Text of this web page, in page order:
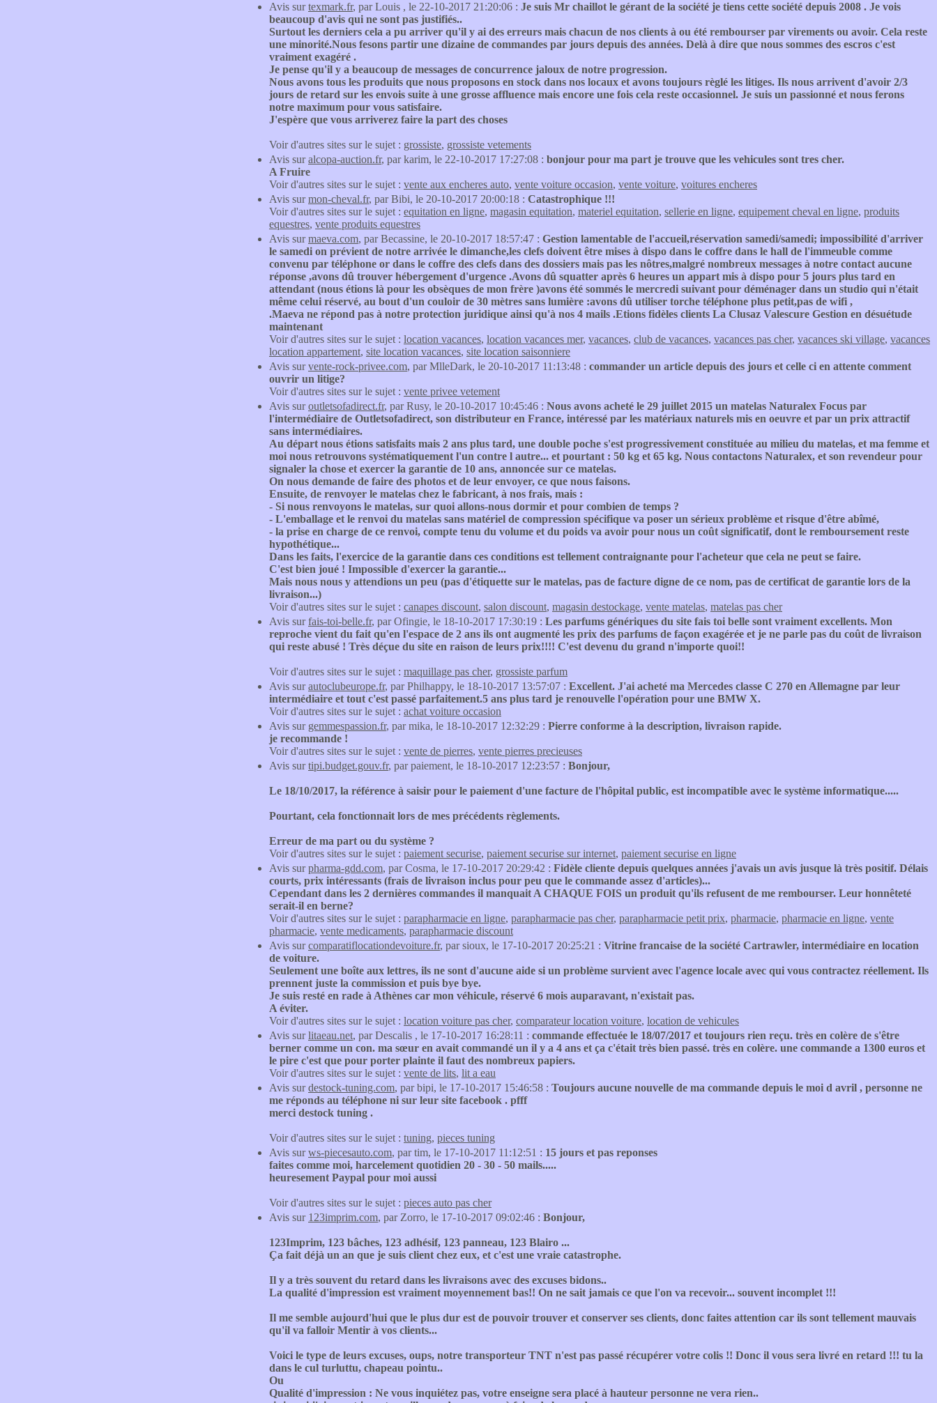
Avis surtexmark.fr, par Louis , le 22-10-2017 21:20:06 : Je suis Mr chaillot le gérant de la société je tiens cette société depuis 2008 . Je vois
beaucoup d'avis qui ne sont pas justifiés..
Surtout les derniers cela a pu arriver qu'il y ai des erreurs mais chacun de nos clients à ou été rembourser par virements ou avoir. Cela reste
une minorité.Nous fesons partir une dizaine de commandes par jours depuis des années. Delà à dire que nous sommes des escros c'est
vraiment exagéré .
Je pense qu'il y a beaucoup de messages de concurrence jaloux de notre progression.
Nous avons tous les produits que nous proposons en stock dans nos locaux et avons toujours règlé les litiges. Ils nous arrivent d'avoir 2/3
jours de retard sur les envois suite à une grosse affluence mais encore une fois cela reste occasionnel. Je suis un passionné et nous ferons
notre maximum pour vous satisfaire.
J'espère que vous arriverez faire la part des choses
Voir d'autres sites sur le sujet : grossiste, grossiste vetements
Avis suralcopa-auction.fr, par karim, le 22-10-2017 17:27:08 : bonjour pour ma part je trouve que les vehicules sont tres cher.
A Fruire
Voir d'autres sites sur le sujet : vente aux encheres auto, vente voiture occasion, vente voiture, voitures encheres
Avis surmon-cheval.fr, par Bibi, le 20-10-2017 20:00:18 : Catastrophique !!!
Voir d'autres sites sur le sujet : equitation en ligne, magasin equitation, materiel equitation, sellerie en ligne, equipement cheval en ligne, produits
equestres, vente produits equestres
Avis surmaeva.com, par Becassine, le 20-10-2017 18:57:47 : Gestion lamentable de l'accueil,réservation samedi/samedi; impossibilité d'arriver
le samedi on prévient de notre arrivée le dimanche,les clefs doivent être mises à dispo dans le coffre dans le hall de l'immeuble comme
convenu par téléphone or dans le coffre des clefs dans des dossiers mais pas les nôtres,malgré nombreux messages à notre contact aucune
réponse ,avons dû trouver hébergement d'urgence .Avons dû squatter après 6 heures un appart mis à dispo pour 5 jours plus tard en
attendant (nous étions là pour les obsèques de mon frère )avons été sommés le mercredi suivant pour déménager dans un studio qui n'était
même celui réservé, au bout d'un couloir de 30 mètres sans lumière :avons dû utiliser torche téléphone plus petit,pas de wifi ,
.Maeva ne répond pas à notre protection juridique ainsi qu'à nos 4 mails .Etions fidèles clients La Clusaz Valescure Gestion en désuétude
maintenant
Voir d'autres sites sur le sujet : location vacances, location vacances mer, vacances, club de vacances, vacances pas cher, vacances ski village, vacances
location appartement, site location vacances, site location saisonniere
Avis survente-rock-privee.com, par MlleDark, le 20-10-2017 11:13:48 : commander un article depuis des jours et celle ci en attente comment
ouvrir un litige?
Voir d'autres sites sur le sujet : vente privee vetement
Avis suroutletsofadirect.fr, par Rusy, le 20-10-2017 10:45:46 : Nous avons acheté le 29 juillet 2015 un matelas Naturalex Focus par
l'intermédiaire de Outletsofadirect, son distributeur en France, intéressé par les matériaux naturels mis en oeuvre et par un prix attractif
sans intermédiaires.
Au départ nous étions satisfaits mais 2 ans plus tard, une double poche s'est progressivement constituée au milieu du matelas, et ma femme et
moi nous retrouvons systématiquement l'un contre l autre... et pourtant : 50 kg et 65 kg. Nous contactons Naturalex, et son revendeur pour
signaler la chose et exercer la garantie de 10 ans, annoncée sur ce matelas.
On nous demande de faire des photos et de leur envoyer, ce que nous faisons.
Ensuite, de renvoyer le matelas chez le fabricant, à nos frais, mais :
- Si nous renvoyons le matelas, sur quoi allons-nous dormir et pour combien de temps ?
- L'emballage et le renvoi du matelas sans matériel de compression spécifique va poser un sérieux problème et risque d'être abîmé,
- la prise en charge de ce renvoi, compte tenu du volume et du poids va avoir pour nous un coût significatif, dont le remboursement reste
hypothétique...
Dans les faits, l'exercice de la garantie dans ces conditions est tellement contraignante pour l'acheteur que cela ne peut se faire.
C'est bien joué ! Impossible d'exercer la garantie...
Mais nous nous y attendions un peu (pas d'étiquette sur le matelas, pas de facture digne de ce nom, pas de certificat de garantie lors de la
livraison...)
Voir d'autres sites sur le sujet : canapes discount, salon discount, magasin destockage, vente matelas, matelas pas cher
Avis surfais-toi-belle.fr, par Ofingie, le 18-10-2017 17:30:19 : Les parfums génériques du site fais toi belle sont vraiment excellents. Mon
reproche vient du fait qu'en l'espace de 2 ans ils ont augmenté les prix des parfums de façon exagérée et je ne parle pas du coût de livraison
qui reste abusé ! Très déçue du site en raison de leurs prix!!!! C'est devenu du grand n'importe quoi!!
Voir d'autres sites sur le sujet : maquillage pas cher, grossiste parfum
Avis surautoclubeurope.fr, par Philhappy, le 18-10-2017 13:57:07 : Excellent. J'ai acheté ma Mercedes classe C 270 en Allemagne par leur
intermédiaire et tout c'est passé parfaitement.5 ans plus tard je renouvelle l'opération pour une BMW X.
Voir d'autres sites sur le sujet : achat voiture occasion
Avis sur gemmespassion.fr, par mika, le 18-10-2017 12:32:29 : Pierre conforme à la description, livraison rapide.
je recommande !
Voir d'autres sites sur le sujet : vente de pierres, vente pierres precieuses
Avis surtipi.budget.gouv.fr, par paiement, le 18-10-2017 12:23:57 : Bonjour,
Le 18/10/2017, la référence à saisir pour le paiement d'une facture de l'hôpital public, est incompatible avec le système informatique.....
Pourtant, cela fonctionnait lors de mes précédents règlements.
Erreur de ma part ou du système ?
Voir d'autres sites sur le sujet : paiement securise, paiement securise sur internet, paiement securise en ligne
Avis surpharma-gdd.com, par Cosma, le 17-10-2017 20:29:42 : Fidèle cliente depuis quelques années j'avais un avis jusque là très positif. Délais
courts, prix intéressants (frais de livraison inclus pour peu que le commande assez d'articles)...
Cependant dans les 2 dernières commandes il manquait A CHAQUE FOIS un produit qu'ils refusent de me rembourser. Leur honnêteté
serait-il en berne?
Voir d'autres sites sur le sujet : parapharmacie en ligne, parapharmacie pas cher, parapharmacie petit prix, pharmacie, pharmacie en ligne, vente
pharmacie, vente medicaments, parapharmacie discount
Avis surcomparatiflocationdevoiture.fr, par sioux, le 17-10-2017 20:25:21 : Vitrine francaise de la société Cartrawler, intermédiaire en location
de voiture.
Seulement une boîte aux lettres, ils ne sont d'aucune aide si un problème survient avec l'agence locale avec qui vous contractez réellement. Ils
prennent juste la commission et puis bye bye.
Je suis resté en rade à Athènes car mon véhicule, réservé 6 mois auparavant, n'existait pas.
A éviter.
Voir d'autres sites sur le sujet : location voiture pas cher, comparateur location voiture, location de vehicules
Avis surlitaeau.net, par Descalis , le 17-10-2017 16:28:11 : commande effectuée le 18/07/2017 et toujours rien reçu. très en colère de s'être
berner comme un con. ma sœur en avait commandé un il y a 4 ans et ça c'était très bien passé. très en colère. une commande a 1300 euros et
le pire c'est que pour porter plainte il faut des nombreux papiers.
Voir d'autres sites sur le sujet : vente de lits, lit a eau
Avis surdestock-tuning.com, par bipi, le 17-10-2017 15:46:58 : Toujours aucune nouvelle de ma commande depuis le moi d avril , personne ne
me réponds au téléphone ni sur leur site facebook . pfff
merci destock tuning .
Voir d'autres sites sur le sujet : tuning, pieces tuning
Avis surws-piecesauto.com, par tim, le 17-10-2017 11:12:51 : 15 jours et pas reponses
faites comme moi, harcelement quotidien 20 - 30 - 50 mails.....
heuresement Paypal pour moi aussi
Voir d'autres sites sur le sujet : pieces auto pas cher
Avis sur 123imprim.com, par Zorro, le 17-10-2017 09:02:46 : Bonjour,
123Imprim, 123 bâches, 123 adhésif, 123 panneau, 123 Blairo ...
Ça fait déjà un an que je suis client chez eux, et c'est une vraie catastrophe.
Il y a très souvent du retard dans les livraisons avec des excuses bidons..
La qualité d'impression est vraiment moyennement bas!! On ne sait jamais ce que l'on va recevoir... souvent incomplet !!!
Il me semble aujourd'hui que le plus dur est de pouvoir trouver et conserver ses clients, donc faites attention car ils sont tellement mauvais
qu'il va falloir Mentir à vos clients...
Voici le type de leurs excuses, oups, notre transporteur TNT n'est pas passé récupérer votre colis !! Donc il vous sera livré en retard !!! tu la
dans le cul turluttu, chapeau pointu..
Ou
Qualité d'impression : Ne vous inquiétez pas, votre enseigne sera placé à hauteur personne ne vera rien..